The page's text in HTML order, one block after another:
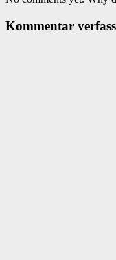
Kommentar